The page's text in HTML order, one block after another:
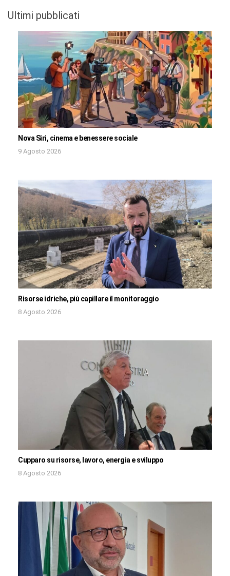
Ultimi pubblicati
Nova Siri, cinema e benessere sociale
9 Agosto 2026
Risorse idriche, più capillare il monitoraggio
8 Agosto 2026
Cupparo su risorse, lavoro, energia e sviluppo
8 Agosto 2026